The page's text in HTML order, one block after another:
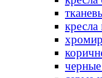
кресла